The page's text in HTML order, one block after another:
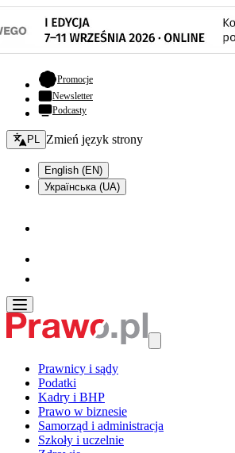
Promocje- otwiera się w nowej karcie
Newsletter
Podcasty
Zmień język - bieżący:
PL Zmień język strony
English (EN)
Українська (UA)
Prawnicy i sądy
Podatki
Kadry i BHP
Prawo w biznesie
Samorząd i administracja
Szkoły i uczelnie